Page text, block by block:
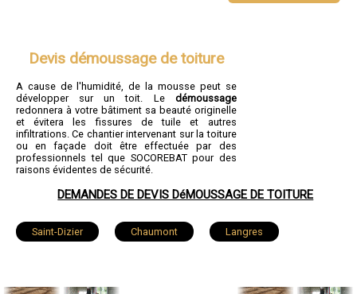
Devis démoussage de toiture
A cause de l'humidité, de la mousse peut se
développer sur un toit. Le démoussage
redonnera à votre bâtiment sa beauté originelle
et évitera les fissures de tuile et autres
infiltrations. Ce chantier intervenant sur la toiture
ou en façade doit être effectuée par des
professionnels tel que SOCOREBAT pour des
raisons évidentes de sécurité.
DEMANDES DE DEVIS DéMOUSSAGE DE TOITURE
Saint-Dizier Chaumont Langres